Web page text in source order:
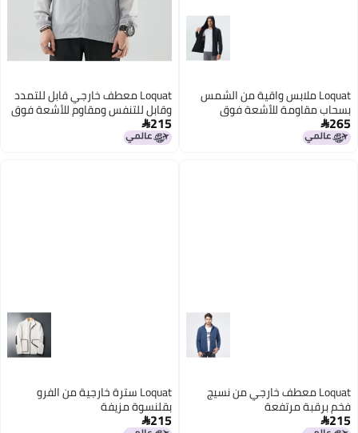
3
Loquat ملابس واقية من الشمس
بسحاب مقاومة للأشعة فوق
البنفسجية للصيف
265
3
Loquat معطف خارجي قابل للتمدد
وقابل للتنفس ومقاوم للأشعة فوق
البنفسجية
215
Loquat معطف خارجي من نسيج
فخم برقبة مرتفعة
215
Loquat سترة خارجية من الفرو
بقلنسوة مزيفة
215